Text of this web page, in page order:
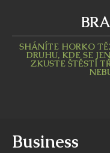
SHÁNÍTE HORKO
DRUHU, KDE SE
ZKUSTE ŠTĚSTÍ
Business